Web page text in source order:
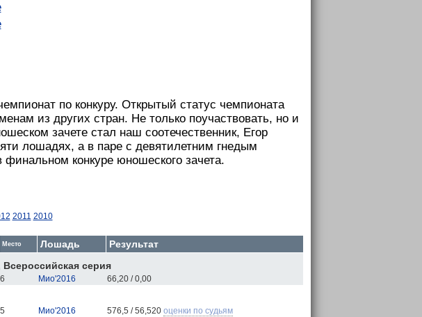
по конкуру. Открытый статус чемпионата
из других стран. Не только поучаствовать, но и
зачете стал наш соотечественник, Егор
лошадях, а в паре с девятилетним гнедым
конкуре юношеского зачета.
2011 2010
Место Лошадь
Результат
серия
6 Мио'2016 66,20 / 0,00
5 Мио'2016 576,5 / 56,520 оценки по судьям